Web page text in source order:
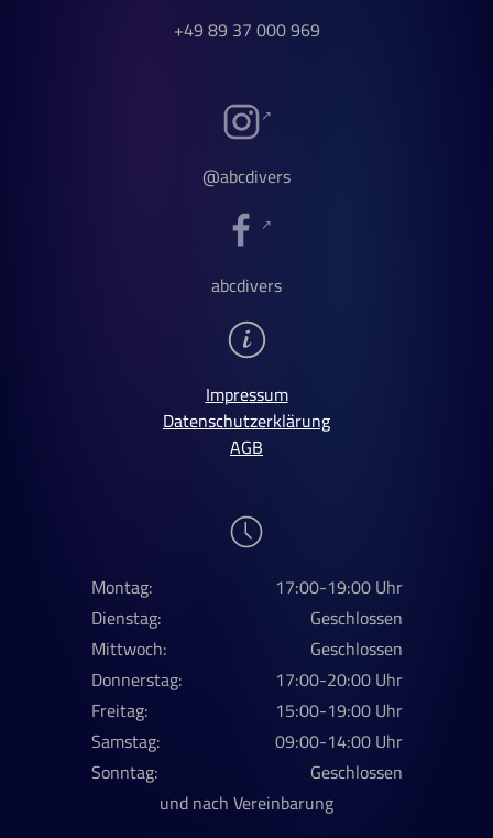
+49 89 37 000 969
@abcdivers
abcdivers
Impressum
Datenschutzerklärung
AGB
Montag:
17:00-19:00 Uhr
Dienstag:
Geschlossen
Mittwoch:
Geschlossen
Donnerstag:
17:00-20:00 Uhr
Freitag:
15:00-19:00 Uhr
Samstag:
09:00-14:00 Uhr
Sonntag:
Geschlossen
und nach Vereinbarung